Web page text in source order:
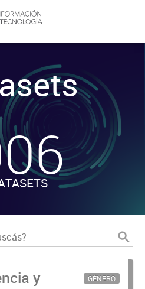
-
y
GÉNERO